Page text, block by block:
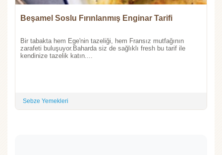
Beşamel Soslu Fırınlanmış Enginar Tarifi
Bir tabakta hem Ege'nin tazeliği, hem Fransız mutfağının
zarafeti buluşuyor.Baharda siz de sağlıklı fresh bu tarif ile
kendinize tazelik katın....
Sebze Yemekleri